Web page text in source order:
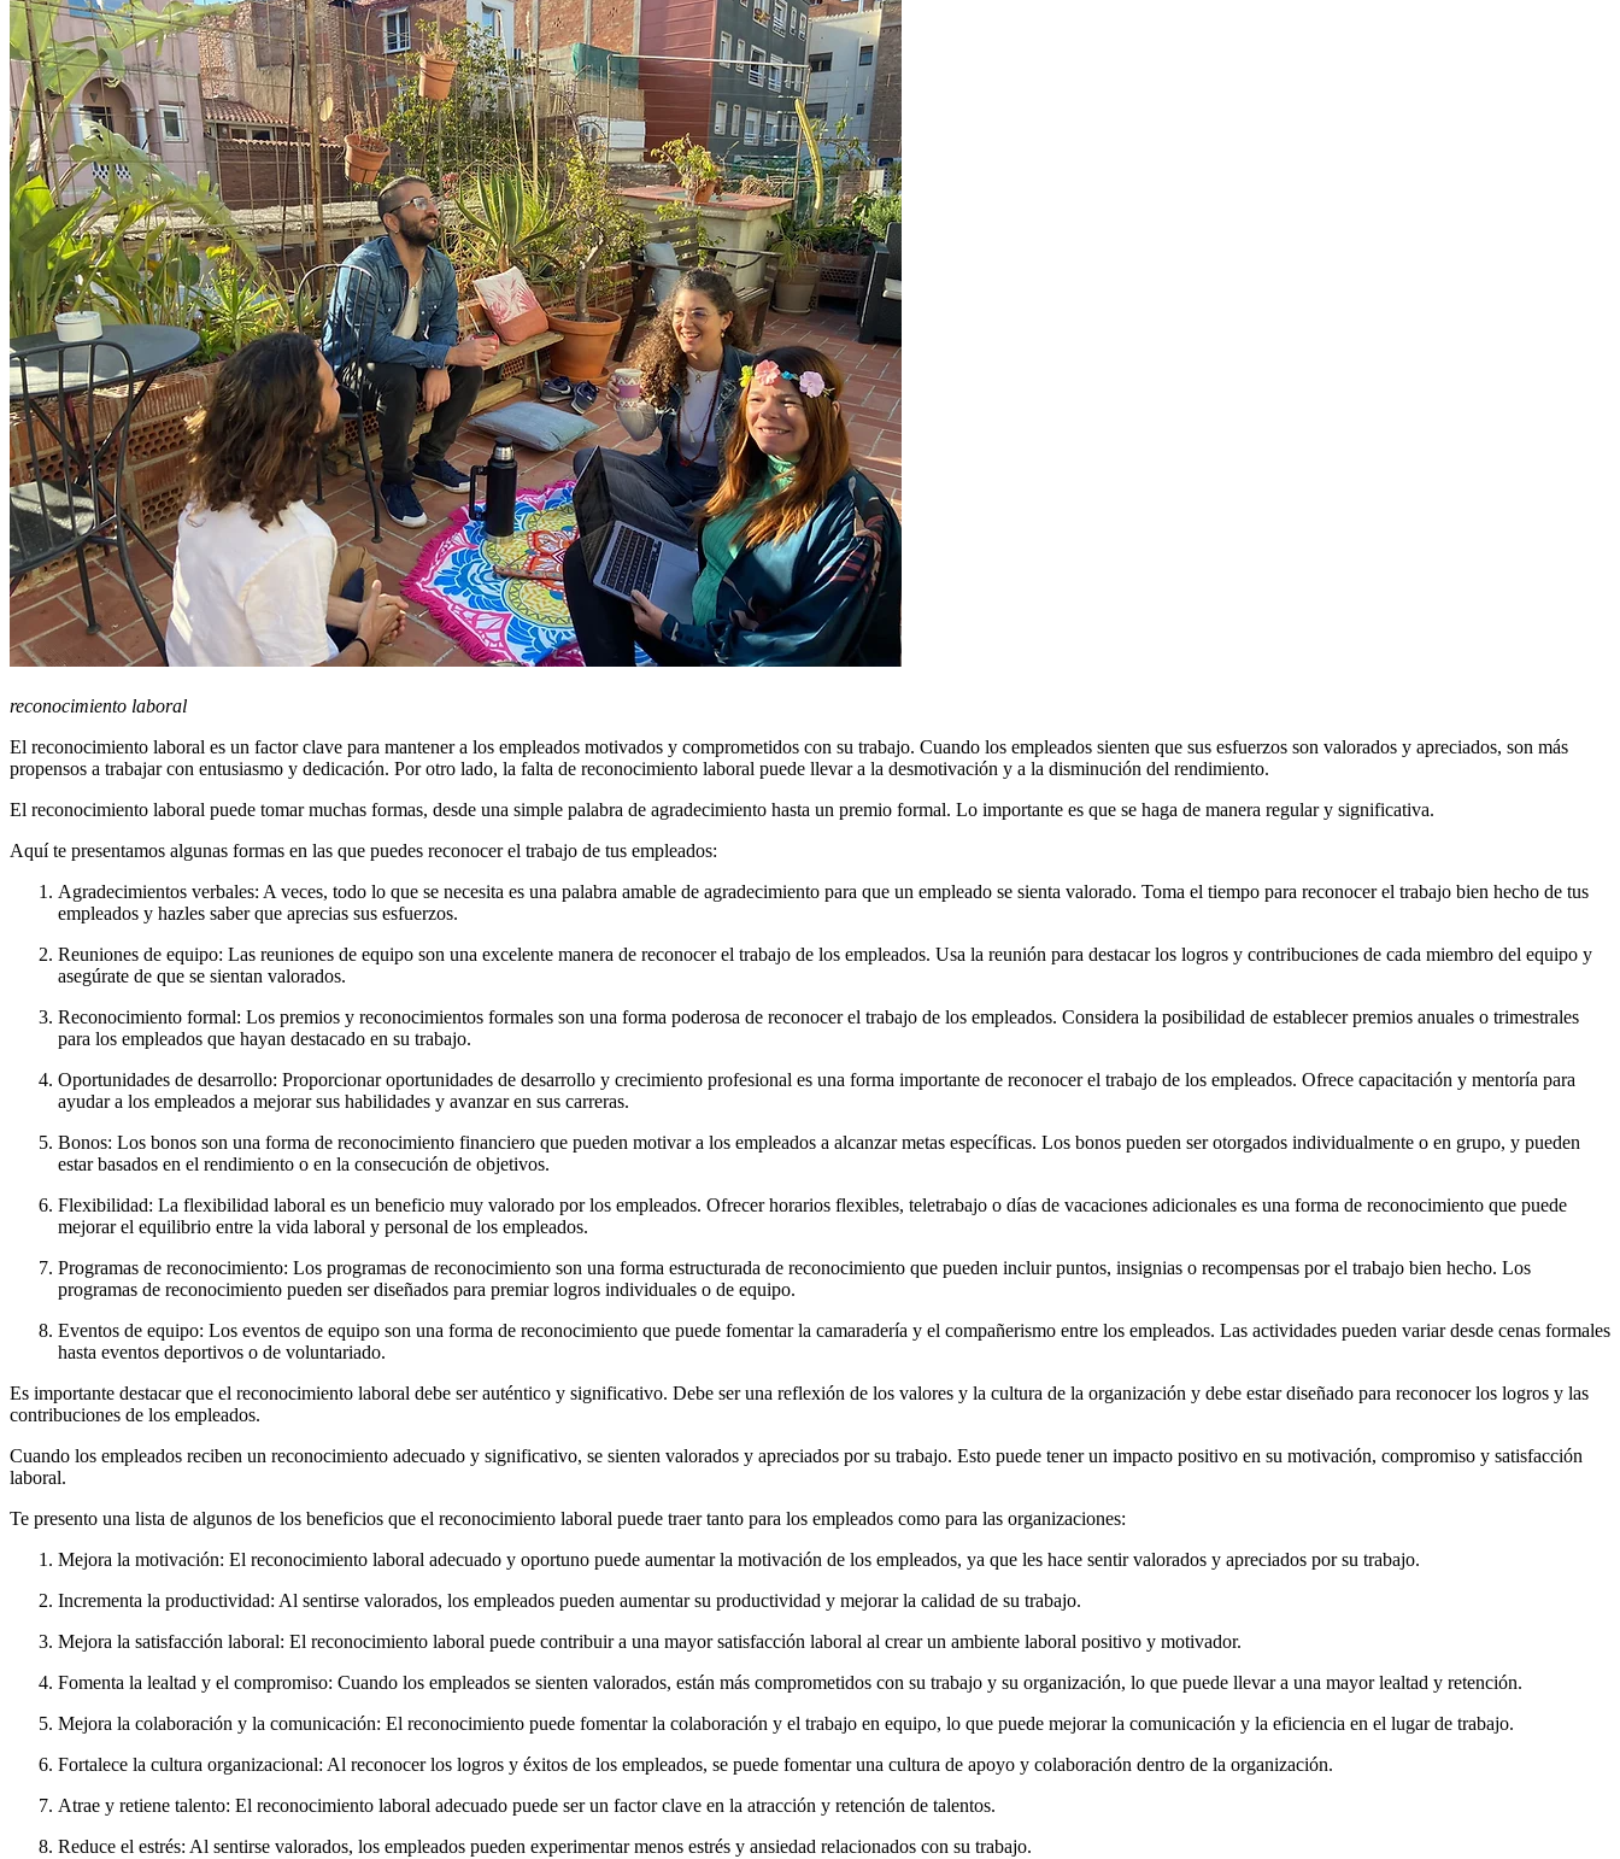
reconocimiento laboral
El reconocimiento laboral es un factor clave para mantener a los empleados motivados y comprometidos con su trabajo. Cuando los empleados sienten que sus esfuerzos son valorados y apreciados, son más
propensos a trabajar con entusiasmo y dedicación. Por otro lado, la falta de reconocimiento laboral puede llevar a la desmotivación y a la disminución del rendimiento.
El reconocimiento laboral puede tomar muchas formas, desde una simple palabra de agradecimiento hasta un premio formal. Lo importante es que se haga de manera regular y significativa.
Aquí te presentamos algunas formas en las que puedes reconocer el trabajo de tus empleados:
Agradecimientos verbales: A veces, todo lo que se necesita es una palabra amable de agradecimiento para que un empleado se sienta valorado. Toma el tiempo para reconocer el trabajo bien hecho de tus
empleados y hazles saber que aprecias sus esfuerzos.
Reuniones de equipo: Las reuniones de equipo son una excelente manera de reconocer el trabajo de los empleados. Usa la reunión para destacar los logros y contribuciones de cada miembro del equipo y
asegúrate de que se sientan valorados.
Reconocimiento formal: Los premios y reconocimientos formales son una forma poderosa de reconocer el trabajo de los empleados. Considera la posibilidad de establecer premios anuales o trimestrales
para los empleados que hayan destacado en su trabajo.
Oportunidades de desarrollo: Proporcionar oportunidades de desarrollo y crecimiento profesional es una forma importante de reconocer el trabajo de los empleados. Ofrece capacitación y mentoría para
ayudar a los empleados a mejorar sus habilidades y avanzar en sus carreras.
Bonos: Los bonos son una forma de reconocimiento financiero que pueden motivar a los empleados a alcanzar metas específicas. Los bonos pueden ser otorgados individualmente o en grupo, y pueden
estar basados en el rendimiento o en la consecución de objetivos.
Flexibilidad: La flexibilidad laboral es un beneficio muy valorado por los empleados. Ofrecer horarios flexibles, teletrabajo o días de vacaciones adicionales es una forma de reconocimiento que puede
mejorar el equilibrio entre la vida laboral y personal de los empleados.
Programas de reconocimiento: Los programas de reconocimiento son una forma estructurada de reconocimiento que pueden incluir puntos, insignias o recompensas por el trabajo bien hecho. Los
programas de reconocimiento pueden ser diseñados para premiar logros individuales o de equipo.
Eventos de equipo: Los eventos de equipo son una forma de reconocimiento que puede fomentar la camaradería y el compañerismo entre los empleados. Las actividades pueden variar desde cenas formales
hasta eventos deportivos o de voluntariado.
Es importante destacar que el reconocimiento laboral debe ser auténtico y significativo. Debe ser una reflexión de los valores y la cultura de la organización y debe estar diseñado para reconocer los logros y las
contribuciones de los empleados.
Cuando los empleados reciben un reconocimiento adecuado y significativo, se sienten valorados y apreciados por su trabajo. Esto puede tener un impacto positivo en su motivación, compromiso y satisfacción
laboral.
Te presento una lista de algunos de los beneficios que el reconocimiento laboral puede traer tanto para los empleados como para las organizaciones:
Mejora la motivación: El reconocimiento laboral adecuado y oportuno puede aumentar la motivación de los empleados, ya que les hace sentir valorados y apreciados por su trabajo.
Incrementa la productividad: Al sentirse valorados, los empleados pueden aumentar su productividad y mejorar la calidad de su trabajo.
Mejora la satisfacción laboral: El reconocimiento laboral puede contribuir a una mayor satisfacción laboral al crear un ambiente laboral positivo y motivador.
Fomenta la lealtad y el compromiso: Cuando los empleados se sienten valorados, están más comprometidos con su trabajo y su organización, lo que puede llevar a una mayor lealtad y retención.
Mejora la colaboración y la comunicación: El reconocimiento puede fomentar la colaboración y el trabajo en equipo, lo que puede mejorar la comunicación y la eficiencia en el lugar de trabajo.
Fortalece la cultura organizacional: Al reconocer los logros y éxitos de los empleados, se puede fomentar una cultura de apoyo y colaboración dentro de la organización.
Atrae y retiene talento: El reconocimiento laboral adecuado puede ser un factor clave en la atracción y retención de talentos.
Reduce el estrés: Al sentirse valorados, los empleados pueden experimentar menos estrés y ansiedad relacionados con su trabajo.